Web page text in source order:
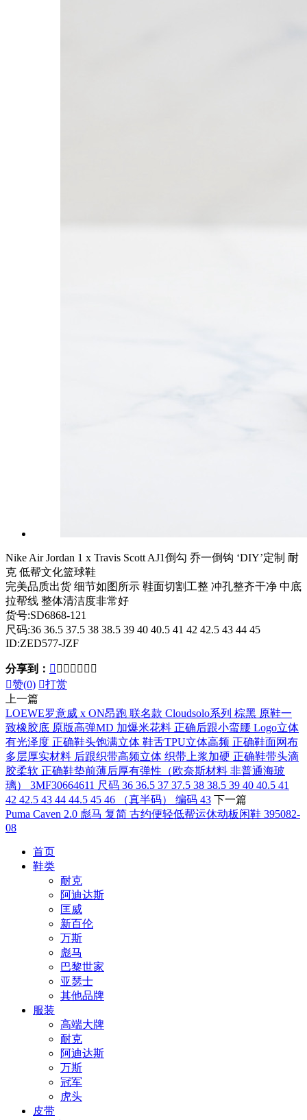
Nike Air Jordan 1 x Travis Scott AJ1倒勾 乔一倒钩 ‘DIY’定制 耐
克 低帮文化篮球鞋
完美品质出货 细节如图所示 鞋面切割工整 冲孔整齐干净 中底
拉帮线 整体清洁度非常好
货号:SD6868-121
尺码:36 36.5 37.5 38 38.5 39 40 40.5 41 42 42.5 43 44 45
ID:ZED577-JZF
分享到：       
赞(0) 打赏
上一篇
LOEWE罗意威 x ON昂跑 联名款 Cloudsolo系列 棕黑 原鞋一
致橡胶底 原版高弹MD 加爆米花料 正确后跟小蛮腰 Logo立体
有光泽度 正确鞋头饱满立体 鞋舌TPU立体高频 正确鞋面网布
多层厚实材料 后跟织带高频立体 织带上浆加硬 正确鞋带头滴
胶柔软 正确鞋垫前薄后厚有弹性（欧奈斯材料 非普通海玻
璃） 3MF30664611 尺码 36 36.5 37 37.5 38 38.5 39 40 40.5 41
42 42.5 43 44 44.5 45 46 （真半码） 编码 43 下一篇
Puma Caven 2.0 彪马 复简 古约便轻低帮运休动板闲鞋 395082-
08
首页
鞋类
耐克
阿迪达斯
匡威
新百伦
万斯
彪马
巴黎世家
亚瑟士
其他品牌
服装
高端大牌
耐克
阿迪达斯
万斯
冠军
虎头
皮带